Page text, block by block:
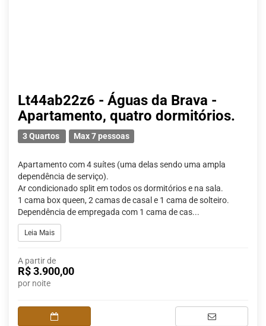
Lt44ab22z6 - Águas da Brava -
Apartamento, quatro dormitórios.
3 Quartos Max 7 pessoas
Apartamento com 4 suítes (uma delas sendo uma ampla
dependência de serviço).
Ar condicionado split em todos os dormitórios e na sala.
1 cama box queen, 2 camas de casal e 1 cama de solteiro.
Dependência de empregada com 1 cama de cas...
Leia Mais
A partir de
R$ 3.900,00
por noite